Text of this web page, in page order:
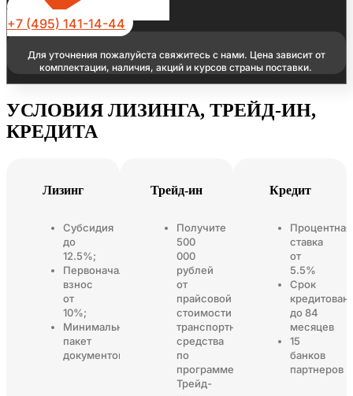
+7 (495) 141-14-44
Для уточнения пожалуйста свяжитесь с нами. Цена зависит от
комплектации, наличия, акций и курсов страны поставки.
УСЛОВИЯ ЛИЗИНГА, ТРЕЙД-ИН,
КРЕДИТА
Лизинг
Субсидия
до
12.5%;
Первоначальный
взнос
от
10%;
Минимальный
пакет
документов
Трейд-ин
Получите
500
000
рублей
от
прайсовой
стоимости
транспортного
средства
по
программе
Трейд-
Кредит
Процентная
ставка
от
5.5%
Срок
до 84
месяцев
15
банков
партнеров